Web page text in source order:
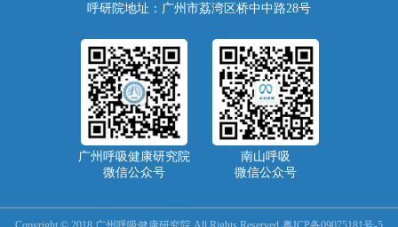
呼研院地址：广州市荔湾区桥中中路28号
广州呼吸健康研究院
微信公众号
南山呼吸
微信公众号